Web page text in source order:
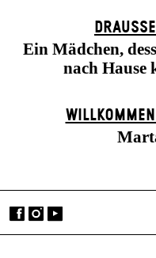
Ein Mädchen,
nach Hause